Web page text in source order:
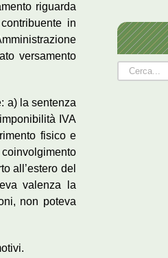
riguarda
in
versamento
a) la sentenza
IVA
fisico e
all’estero del
valenza la
non poteva
Cerca
per: